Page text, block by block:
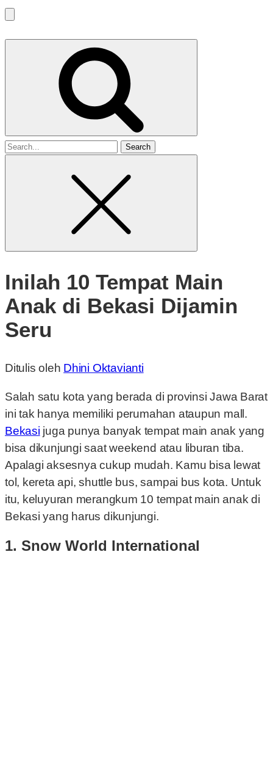
Search
Inilah 10 Tempat Main
Anak di Bekasi Dijamin
Seru
Ditulis oleh Dhini Oktavianti
Salah satu kota yang berada di provinsi Jawa Barat
ini tak hanya memiliki perumahan ataupun mall.
Bekasi juga punya banyak tempat main anak yang
bisa dikunjungi saat weekend atau liburan tiba.
Apalagi aksesnya cukup mudah. Kamu bisa lewat
tol, kereta api, shuttle bus, sampai bus kota. Untuk
itu, keluyuran merangkum 10 tempat main anak di
Bekasi yang harus dikunjungi.
1. Snow World International